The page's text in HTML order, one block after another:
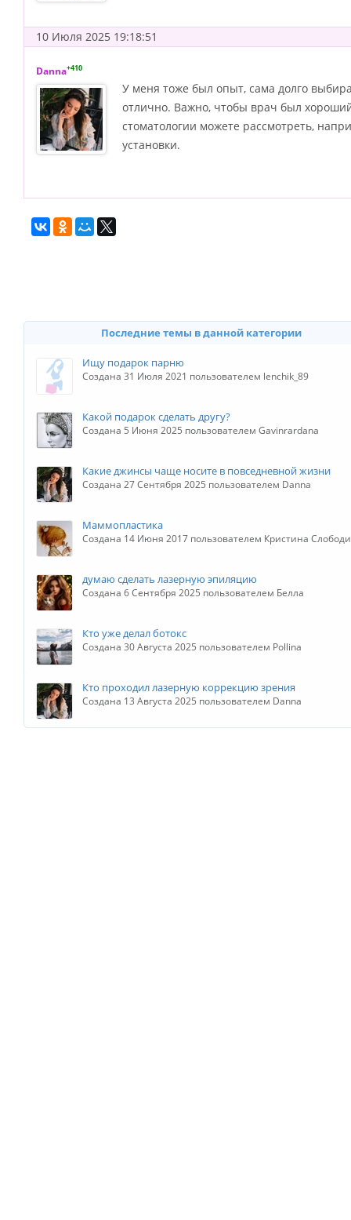
10 Июля 2025 19:18:51
Danna+410
У меня тоже был опыт, сама долго
отлично. Важно, чтобы врач был
стоматологии можете рассмотреть,
установки.
Последние темы в данной категории
Ищу подарок парню
Создана 31 Июля 2021 пользователем lenchik_89
Какой подарок сделать другу?
Создана 5 Июня 2025 пользователем Gavinrardana
Какие джинсы чаще носите в повседневной жизни
Создана 27 Сентября 2025 пользователем Danna
Маммопластика
Создана 14 Июня 2017 пользователем Кристина
думаю сделать лазерную эпиляцию
Создана 6 Сентября 2025 пользователем Белла
Кто уже делал ботокс
Создана 30 Августа 2025 пользователем Pollina
Кто проходил лазерную коррекцию зрения
Создана 13 Августа 2025 пользователем Danna